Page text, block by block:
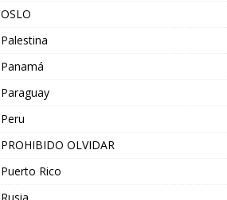
OSLO
Palestina
Panamá
Paraguay
Peru
PROHIBIDO OLVIDAR
Puerto Rico